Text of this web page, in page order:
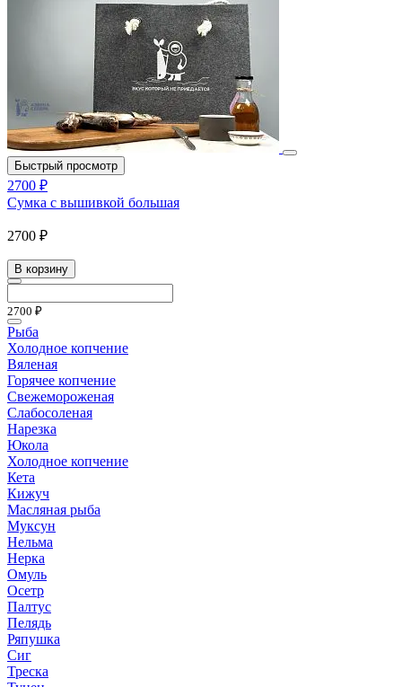
Быстрый просмотр
2700 ₽
Сумка с вышивкой большая
2700 ₽
В корзину
2700 ₽
Рыба
Холодное копчение
Вяленая
Горячее копчение
Свежемороженая
Слабосоленая
Нарезка
Юкола
Холодное копчение
Кета
Кижуч
Масляная рыба
Муксун
Нельма
Нерка
Омуль
Осетр
Палтус
Пелядь
Ряпушка
Сиг
Треска